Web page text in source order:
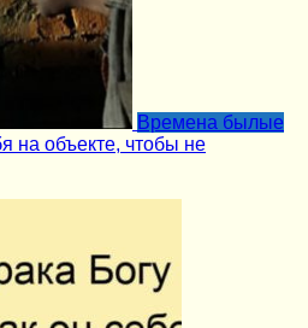
Времена былые
на объекте, чтобы не